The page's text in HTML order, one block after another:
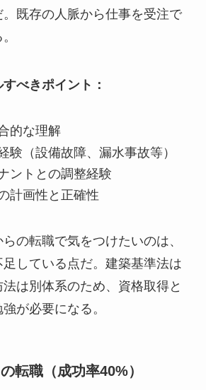
既存の人脈から仕事を受注で
べきポイント：
的な理解
験（設備故障、漏水事故等）
ントとの調整経験
計画性と正確性
の転職で気をつけたいのは、
している点だ。建築基準法は
は別体系のため、資格取得と
が必要になる。
転職（成功率40%）